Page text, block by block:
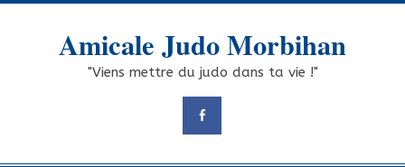
Skip
Amicale Judo Morbihan
"Viens mettre du judo dans ta vie !"